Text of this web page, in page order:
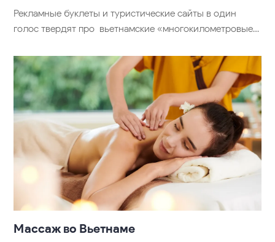
Рекламные буклеты и туристические сайты в один
голос твердят про вьетнамские «многокилометровые…
Массаж во Вьетнаме